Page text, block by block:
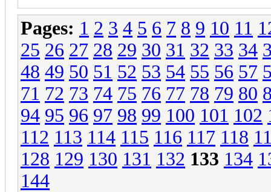
Pages: 1 2 3 4 5 6 7 8 9 10 11
25 26 27 28 29 30 31 32 33 34
48 49 50 51 52 53 54 55 56 57
71 72 73 74 75 76 77 78 79 80
94 95 96 97 98 99 100 101 102
112 113 114 115 116 117 118
128 129 130 131 132 133 134
144